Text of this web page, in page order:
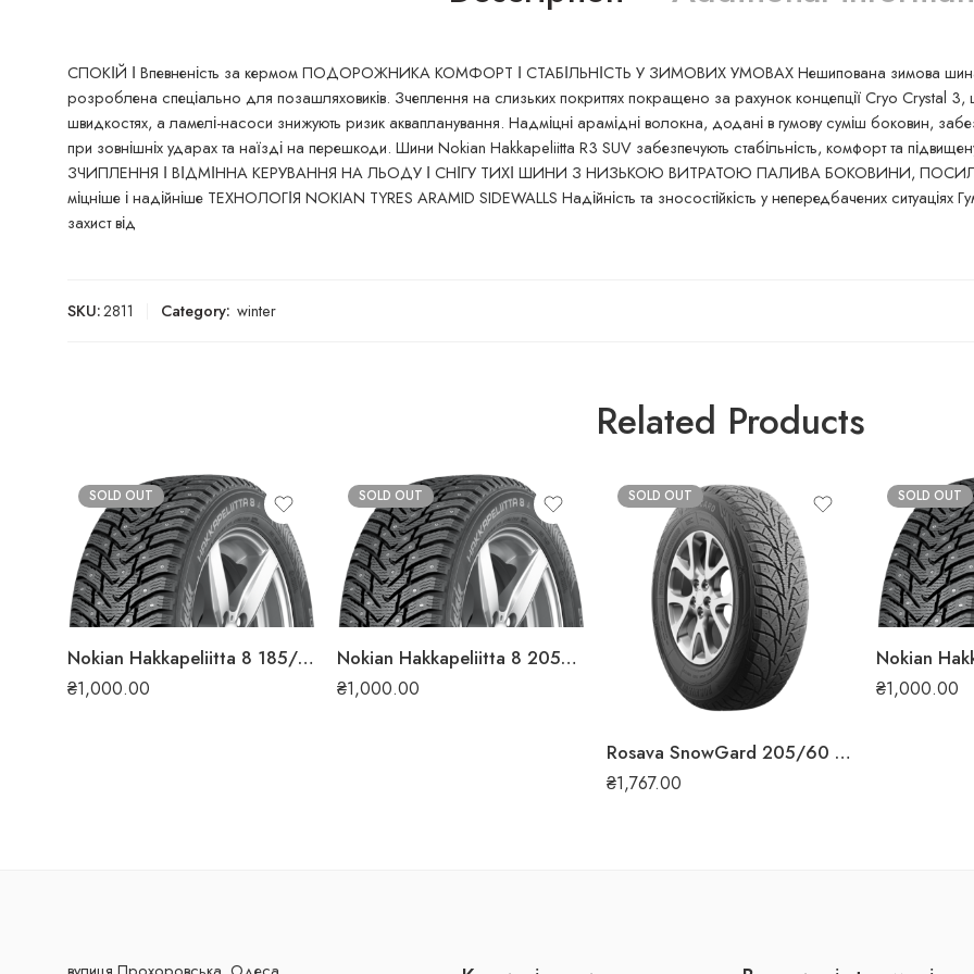
СПОКІЙ І Впевненість за кермом ПОДОРОЖНИКА КОМФОРТ І СТАБІЛЬНІСТЬ У ЗИМОВИХ УМОВАХ Нешипована зимова шина
розроблена спеціально для позашляховиків. Зчеплення на слизьких покриттях покращено за рахунок концепції Cryo Crystal 3,
швидкостях, а ламелі-насоси знижують ризик аквапланування. Надміцні арамідні волокна, додані в гумову суміш боковин,
при зовнішніх ударах та наїзді на перешкоди. Шини Nokian Hakkapeliitta R3 SUV забезпечують стабільність, комфорт та
ЗЧИПЛЕННЯ І ВІДМІННА КЕРУВАННЯ НА ЛЬОДУ І СНІГУ ТИХІ ШИНИ З НИЗЬКОЮ ВИТРАТОЮ ПАЛИВА БОКОВИНИ,
міцніше і надійніше ТЕХНОЛОГІЯ NOKIAN TYRES ARAMID SIDEWALLS Надійність та зносостійкість у непередбачених ситуаціях
захист від
SKU:2811 Category: winter
Related Products
SOLD OUT
Nokian Hakkapeliitta 8 185/65 R14 90T XL (ШИП) зимова шина
₴1,000.00
SOLD OUT
Nokian Hakkapeliitta 8 205/60 R16 96T XL (ШИП) зимова шина
₴1,000.00
SOLD OUT
Rosava SnowGard 205/60 R16 92T зимова шина
₴1,767.00
SOLD OUT
₴1,000.00